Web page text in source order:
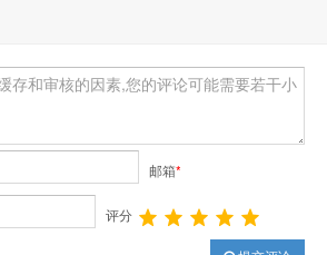
邮箱*
评分